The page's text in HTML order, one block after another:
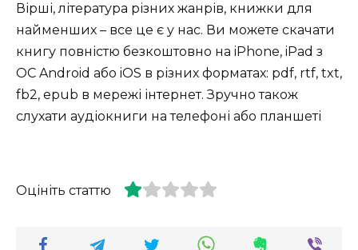
Вірші, література різних жанрів, книжки для
найменших – все це є у нас. Ви можете скачати
книгу повністю безкоштовно на iPhone, iPad з
ОС Android або iOS в різних форматах: pdf, rtf, txt,
fb2, epub в мережі інтернет. Зручно також
слухати аудіокниги на телефоні або планшеті
Оцініть статтю